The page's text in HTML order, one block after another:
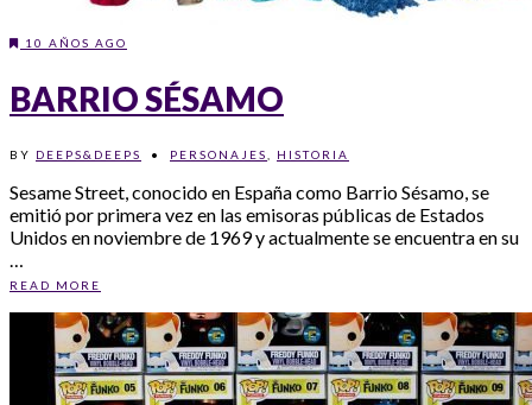
10 AÑOS AGO
BARRIO SÉSAMO
BY DEEPS&DEEPS • PERSONAJES HISTORIA
Sesame Street, conocido en España como Barrio Sésamo, se
emitió por primera vez en las emisoras públicas de Estados
Unidos en noviembre de 1969 y actualmente se encuentra en su
READ MORE